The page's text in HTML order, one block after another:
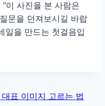
이 사진을 본 사람은
문을 던져보시길 바랍
일을 만드는 첫걸음입
표 이미지 고르는 법